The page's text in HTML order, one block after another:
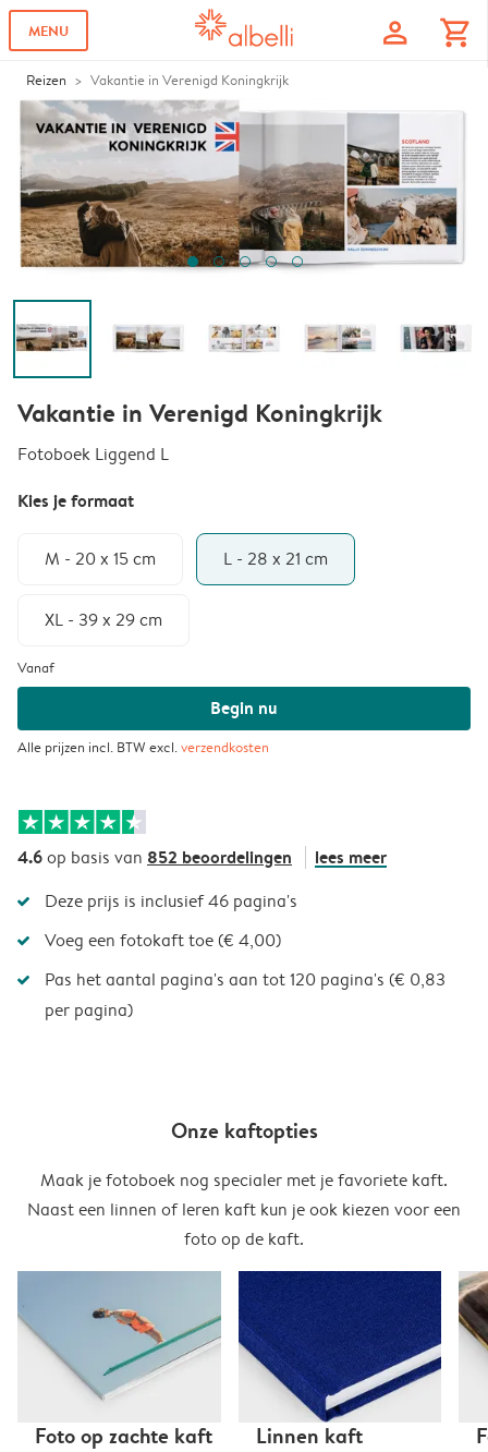
MENU profile shopping_cart
Reizen Vakantie in Verenigd Koningkrijk
Vakantie in Verenigd Koningkrijk
Fotoboek Liggend L
Kies je formaat
M - 20 x 15 cm L - 28 x 21 cm
XL - 39 x 29 cm
Vanaf
Begin nu
Alle prijzen incl. BTW excl.verzendkosten
4.6op basis van 852 beoordelingen lees meer
Deze prijs is inclusief 46 pagina's
Voeg een fotokaft toe (€ 4,00)
Pas het aantal pagina's aan tot 120 pagina's (€ 0,83
per pagina)
Onze kaftopties
Maak je fotoboek nog specialer met je favoriete kaft.
Naast een linnen of leren kaft kun je ook kiezen voor een
foto op de kaft.
Foto op zachte kaft Linnen kaft